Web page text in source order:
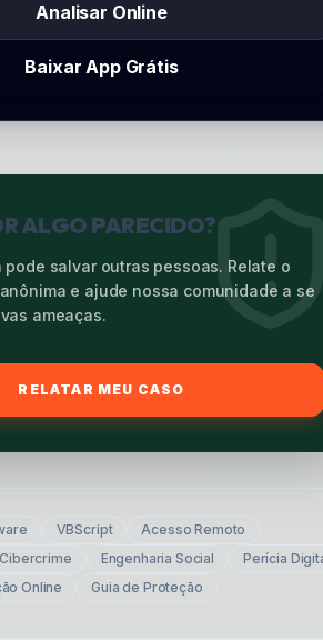
Analisar Online
Baixar App Grátis
ALGO PARECIDO?
pode salvar outras pessoas. Relate o
e ajude nossa comunidade a se
ameaças.
RELATAR MEU CASO
VBScript
Acesso Remoto
Cibercrime Engenharia Social
Perícia
Online Guia de Proteção